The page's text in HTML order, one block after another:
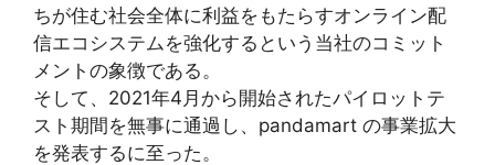
ちが住む社会全体に利益をもたらすオンライン配
信エコシステムを強化するという当社のコミット
メントの象徴である。
そして、2021年4月から開始されたパイロットテ
スト期間を無事に通過し、pandamart の事業拡大
を発表するに至った。